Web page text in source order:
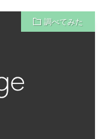
調べてみた